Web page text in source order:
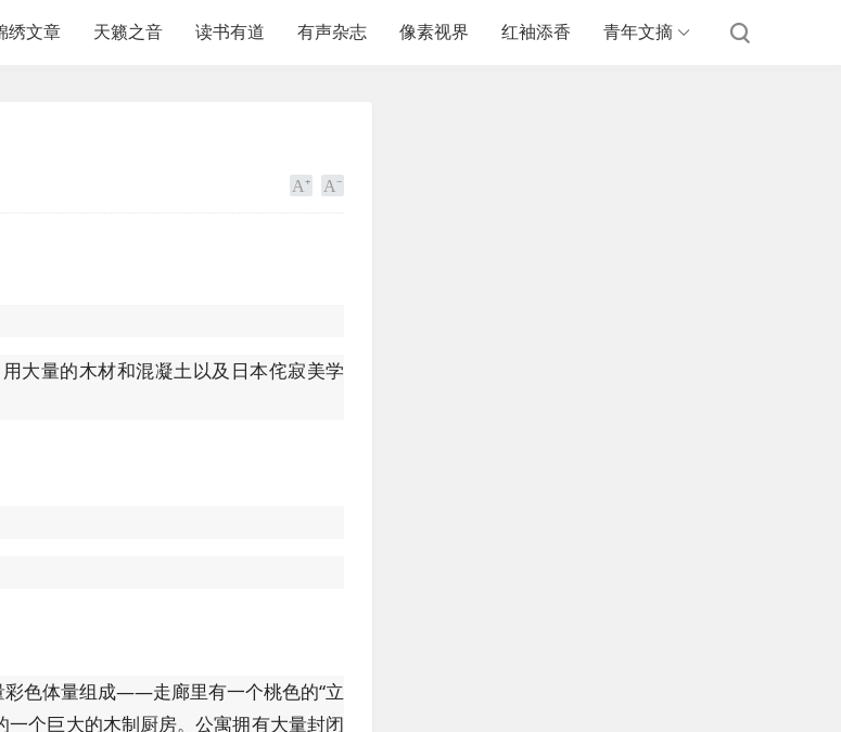
绣文章 天籁之音 读书有道 有声杂志 像素视界 红袖添香 青年文摘
大量的木材和混凝土以及日本侘寂美学
彩色体量组成——走廊里有一个桃色的“立
一个巨大的木制厨房。公寓拥有大量封闭